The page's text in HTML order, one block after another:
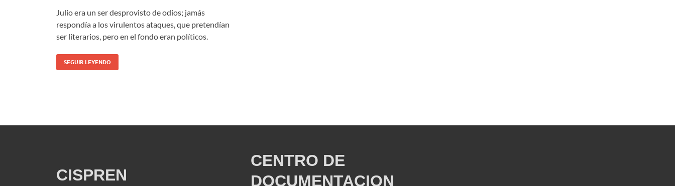
Julio era un ser desprovisto de odios; jamás
respondía a los virulentos ataques, que pretendían
ser literarios, pero en el fondo eran políticos.
SEGUIR LEYENDO
CISPREN
CENTRO DE
DOCUMENTACION